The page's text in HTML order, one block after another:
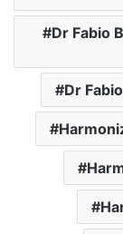
Dr Fabio
Dr